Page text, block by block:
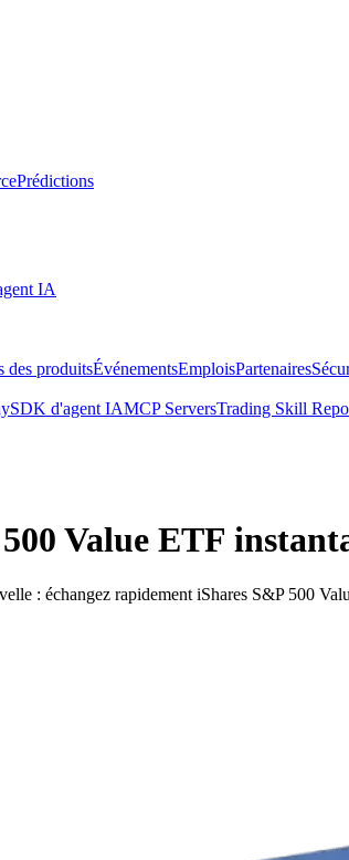
Prédictions
IA
des produitsÉvénementsEmploisPartenaires
SDK d'agent IAMCP ServersTrading Skill Repo
Value ETF
: échangez rapidement iShares S&P 500